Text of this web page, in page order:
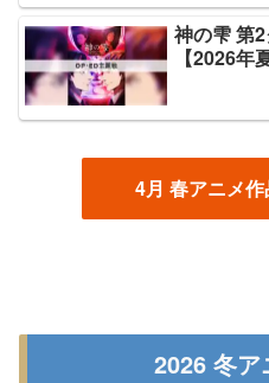
神の雫 第
【2026年
4月 春アニメ
2026 冬ア